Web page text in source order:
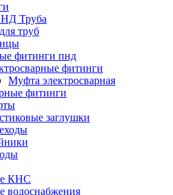
Труба
труб
фитинги пнд
фитинги
Муфта электросварная
фитинги
заглушки
КНС
водоснабжения